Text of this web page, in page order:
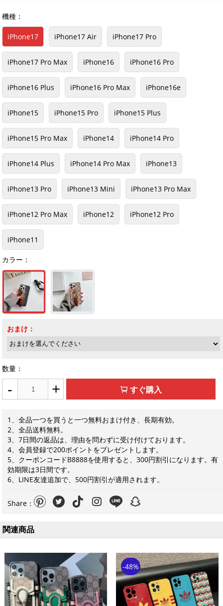
機種：
iPhone17 iPhone17 Air iPhone17 Pro
iPhone17 Pro Max iPhone16 iPhone16 Pro
iPhone16 Plus iPhone16 Pro Max iPhone16e
iPhone15 iPhone15 Pro iPhone15 Plus
iPhone15 Pro Max iPhone14 iPhone14 Pro
iPhone14 Plus iPhone14 Pro Max iPhone13
iPhone13 Pro iPhone13 Mini iPhone13 Pro Max
iPhone12 Pro Max iPhone12 iPhone12 Pro
iPhone11
カラー：
おまけ：
数量：
- + すぐ購入
1、全品一つを買うと一つ無料おまけ付き、長期有効。
2、全品送料無料。
3、7日間の返品は、理由を問わずに受け付けております。
4、会員登録で200ポイントをプレゼントします。
5、クーポンコードB8888を使用すると、300円割引になります。有
効期限は3日間です。
6、LINE友達追加で、500円割引が適用されます。
Share：
関連商品
-48%